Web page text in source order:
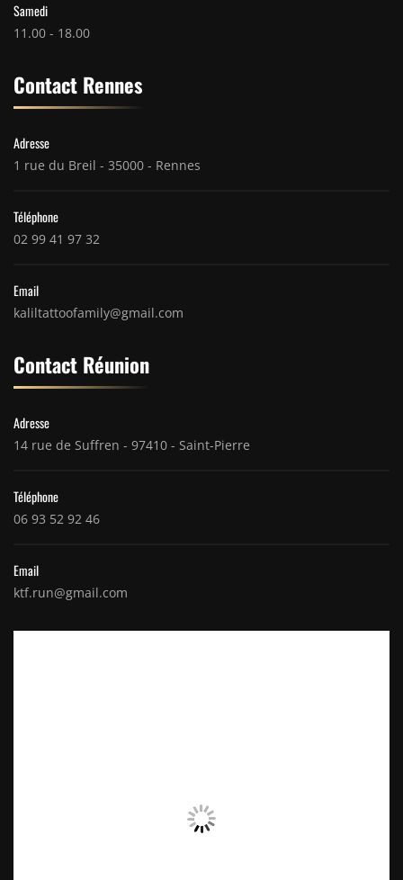
Samedi
11.00 - 18.00
Contact Rennes
Adresse
1 rue du Breil - 35000 - Rennes
Téléphone
02 99 41 97 32
Email
kaliltattoofamily@gmail.com
Contact Réunion
Adresse
14 rue de Suffren - 97410 - Saint-Pierre
Téléphone
06 93 52 92 46
Email
ktf.run@gmail.com